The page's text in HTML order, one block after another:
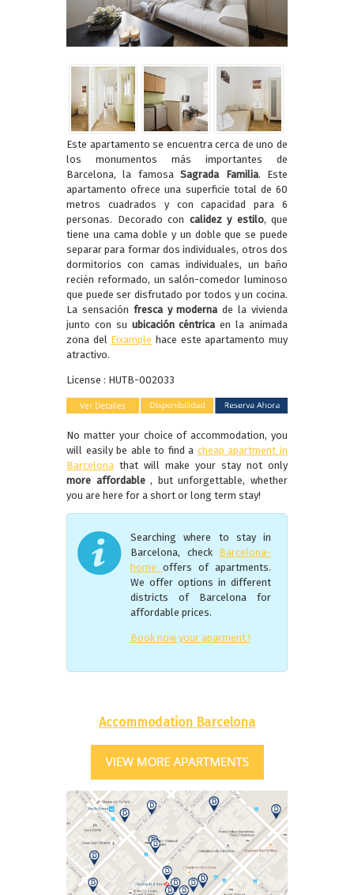
Este apartamento se encuentra cerca de uno de
los monumentos más importantes de
Barcelona, la famosaSagrada Familia. Este
apartamento ofrece una superficie total de 60
metros cuadrados y con capacidad para 6
personas. Decorado con calidez y estilo, que
tiene una cama doble y un doble que se puede
separar para formar dos individuales, otros dos
dormitorios con camas individuales, un baño
recién reformado, un salón-comedor luminoso
que puede ser disfrutado por todos y un cocina.
La sensación fresca y moderna de la vivienda
junto con su ubicación céntrica en la animada
zona del Eixample hace este apartamento muy
atractivo.
License : HUTB-002033
No matter your choice of accommodation, you
will easily be able to find a cheap apartment in
Barcelona that will make your stay not only
more affordable, but unforgettable, whether
you are here for a short or long term stay!
Searching where to stay in
Barcelona, check Barcelona-
home offers of apartments.
We offer options in different
districts of Barcelona for
affordable prices.
Book now your aparment !
Accommodation Barcelona